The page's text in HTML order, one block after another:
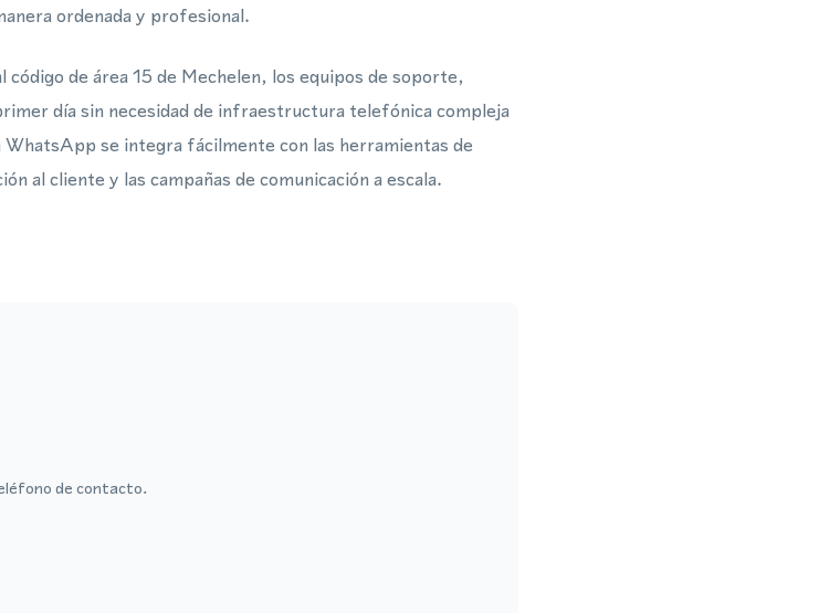
ordenada y profesional.
de área 15 de Mechelen, los equipos de soporte,
día sin necesidad de infraestructura telefónica compleja
se integra fácilmente con las herramientas de
al cliente y las campañas de comunicación a escala.
de contacto.